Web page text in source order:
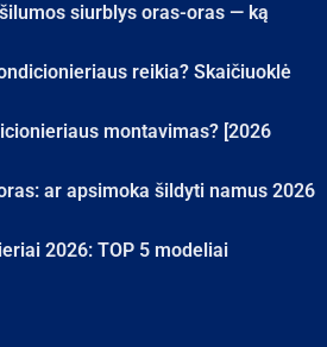
siurblys oras-oras — ką
reikia? Skaičiuoklė
montavimas? [2026
ar apsimoka šildyti namus 2026
2026: TOP 5 modeliai